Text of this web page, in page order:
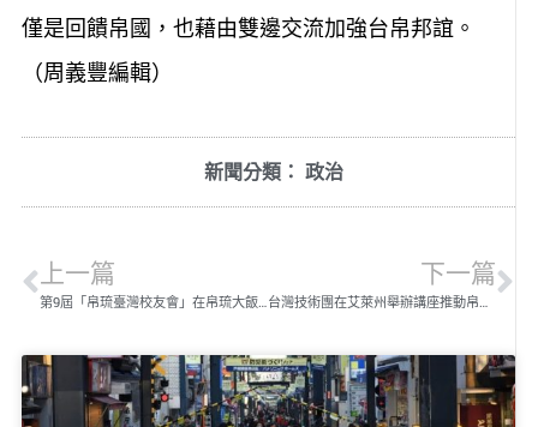
僅是回饋帛國，也藉由雙邊交流加強台帛邦誼。
（周義豐編輯）
新聞分類： 政治
上一篇
第9屆「帛琉臺灣校友會」在帛琉大飯店舉行
下一篇